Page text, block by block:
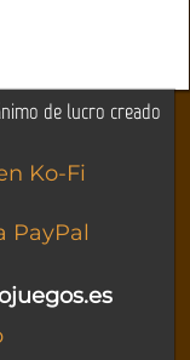
de lucro creado
Ko-Fi
PayPal